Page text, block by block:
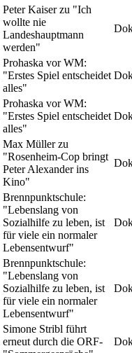
Peter Kaiser zu "Ich
wollte nie
Landeshauptmann
werden"
Prohaska vor WM:
"Erstes Spiel entscheidet
alles"
Prohaska vor WM:
"Erstes Spiel entscheidet
alles"
Max Müller zu
"Rosenheim-Cop bringt
Peter Alexander ins
Kino"
Brennpunktschule:
"Lebenslang von
Sozialhilfe zu leben, ist
für viele ein normaler
Lebensentwurf"
Brennpunktschule:
"Lebenslang von
Sozialhilfe zu leben, ist
für viele ein normaler
Lebensentwurf"
Simone Stribl führt
erneut durch die ORF-